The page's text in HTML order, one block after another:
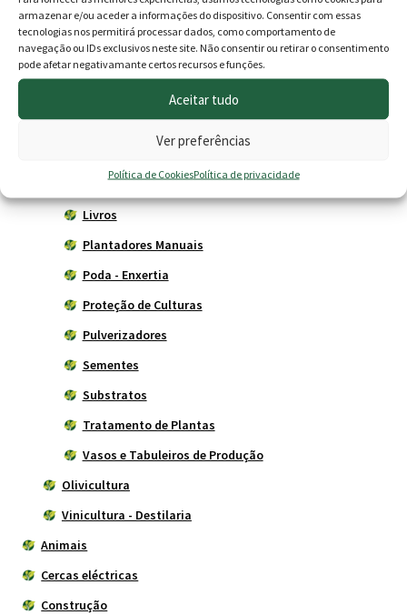
armazenar e/ou aceder a informações do dispositivo. Consentir com essas
tecnologias nos permitirá processar dados, como comportamento de
navegação ou IDs exclusivos neste site. Não consentir ou retirar o consentimento
pode afetar negativamante certos recursos e funções.
Aceitar tudo
Ver preferências
Política de CookiesPolítica de privacidade
Horta
Acessórios
Adubadores
Carros de mão
Herbicidas
Livros
Plantadores Manuais
Poda - Enxertia
Proteção de Culturas
Pulverizadores
Sementes
Substratos
Tratamento de Plantas
Vasos e Tabuleiros de Produção
Olivicultura
Vinicultura - Destilaria
Animais
Cercas eléctricas
Construção